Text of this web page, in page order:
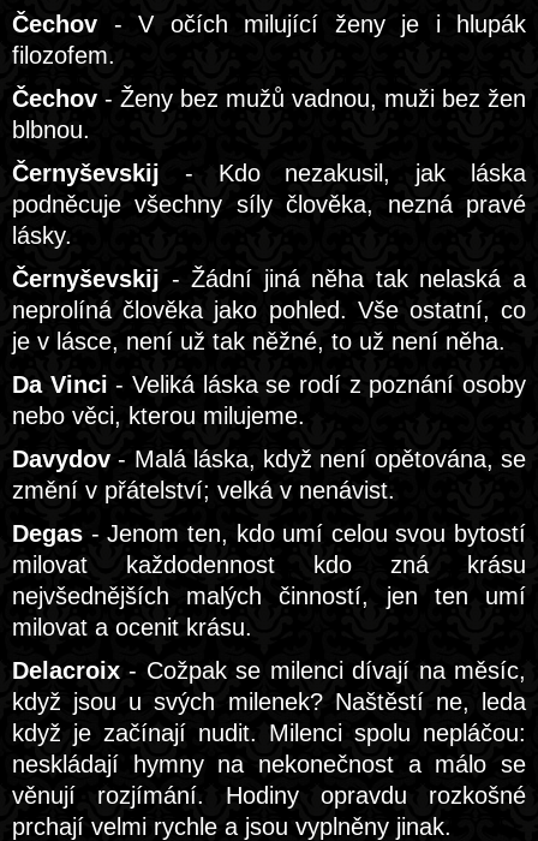
Čechov - V očích milující ženy je i hlupák
filozofem.
Čechov - Ženy bez mužů vadnou, muži bez žen
blbnou.
Černyševskij - Kdo nezakusil, jak láska
podněcuje všechny síly člověka, nezná pravé
lásky.
Černyševskij - Žádní jiná něha tak nelaská a
neprolíná člověka jako pohled. Vše ostatní, co
je v lásce, není už tak něžné, to už není něha.
Da Vinci - Veliká láska se rodí z poznání osoby
nebo věci, kterou milujeme.
Davydov - Malá láska, když není opětována, se
změní v přátelství; velká v nenávist.
Degas - Jenom ten, kdo umí celou svou bytostí
milovat každodennost kdo zná krásu
nejvšednějších malých činností, jen ten umí
milovat a ocenit krásu.
Delacroix - Cožpak se milenci dívají na měsíc,
když jsou u svých milenek? Naštěstí ne, leda
když je začínají nudit. Milenci spolu nepláčou:
neskládají hymny na nekonečnost a málo se
věnují rozjímání. Hodiny opravdu rozkošné
prchají velmi rychle a jsou vyplněny jinak.